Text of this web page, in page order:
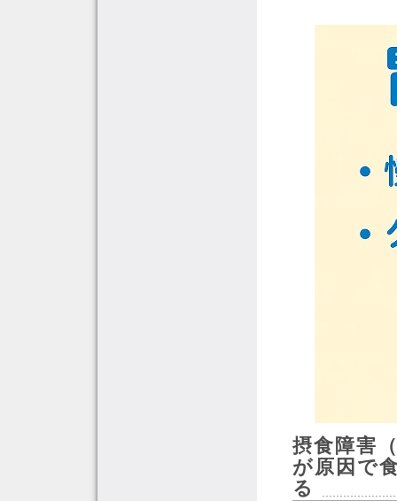
摂食障害
が原因で
る